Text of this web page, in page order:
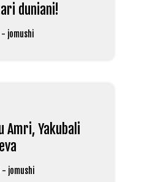
duniani!
- jomushi
Amri, Yakubali
- jomushi